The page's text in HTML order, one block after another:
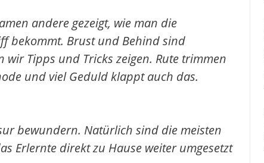
andere gezeigt, wie man die
bekommt. Brust und Behind sind
Tipps und Tricks zeigen. Rute trimmen
und viel Geduld klappt auch das.
bewundern. Natürlich sind die meisten
Erlernte direkt zu Hause weiter umgesetzt